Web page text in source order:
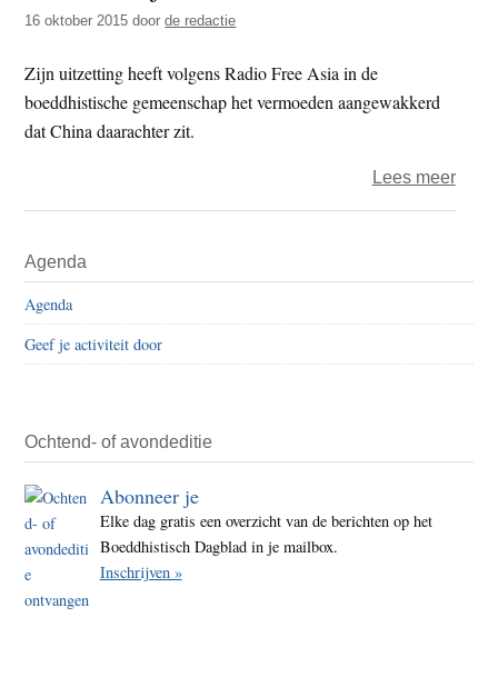
t
e
i
t
e
16 oktober 2015 doorde redactie
Zijn uitzetting heeft volgens Radio Free Asia in de
boeddhistische gemeenschap het vermoeden aangewakkerd
dat China daarachter zit.
Lees meerover
uit
Sidebar
Agenda
Agenda
Geef je activiteit door
Ochtend- of avondeditie
Abonneer je
Elke dag gratis een overzicht van de berichten op het
Boeddhistisch Dagblad in je mailbox.
Inschrijven »